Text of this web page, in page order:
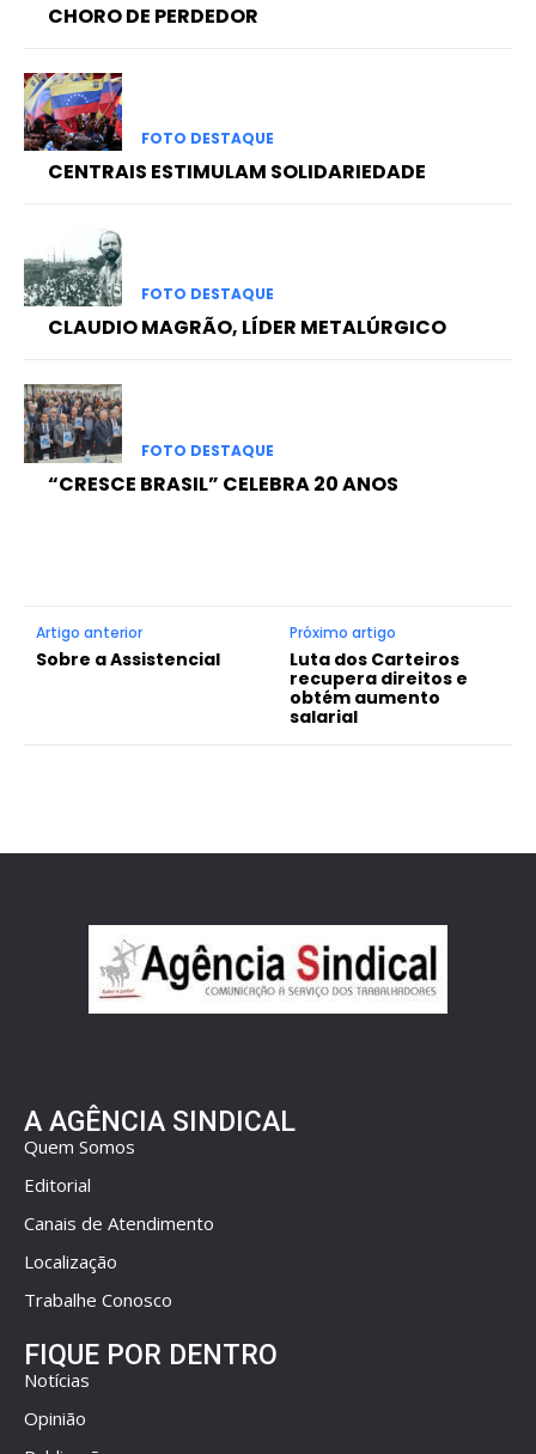
CHORO DE PERDEDOR
FOTO DESTAQUE
CENTRAIS ESTIMULAM SOLIDARIEDADE
FOTO DESTAQUE
CLAUDIO MAGRÃO, LÍDER METALÚRGICO
FOTO DESTAQUE
“CRESCE BRASIL” CELEBRA 20 ANOS
Artigo anterior
Sobre a Assistencial
Próximo artigo
Luta dos Carteiros
recupera direitos e
obtém aumento
salarial
A AGÊNCIA SINDICAL
Quem Somos
Editorial
Canais de Atendimento
Localização
Trabalhe Conosco
FIQUE POR DENTRO
Notícias
Opinião